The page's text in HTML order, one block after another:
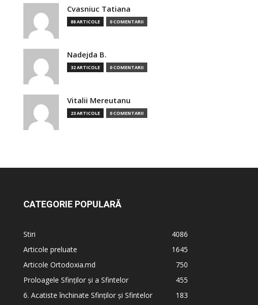
Cvasniuc Tatiana
88 ARTICOLE 0 COMENTARII
Nadejda B.
32 ARTICOLE 0 COMENTARII
Vitalii Mereutanu
23 ARTICOLE 0 COMENTARII
CATEGORIE POPULARĂ
Stiri
4086
Articole preluate
1645
Articole Ortodoxia.md
750
Proloagele Sfinților și a Sfintelor
455
6. Acatiste închinate Sfinților și Sfintelor
183